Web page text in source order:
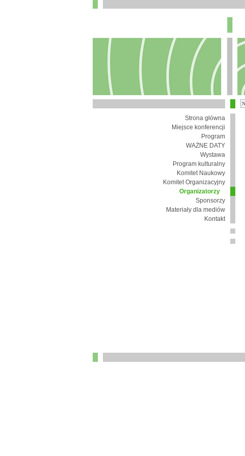
Strona główna
Miejsce konferencji
Program
WAŻNE DATY
Wystawa
Program kulturalny
Komitet Naukowy
Komitet Organizacyjny
Organizatorzy
Sponsorzy
Materiały dla mediów
Kontakt